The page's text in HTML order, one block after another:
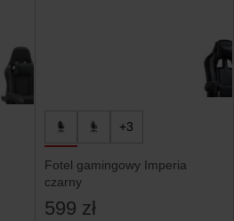
+3
Fotel gamingowy Imperia
czarny
599 zł